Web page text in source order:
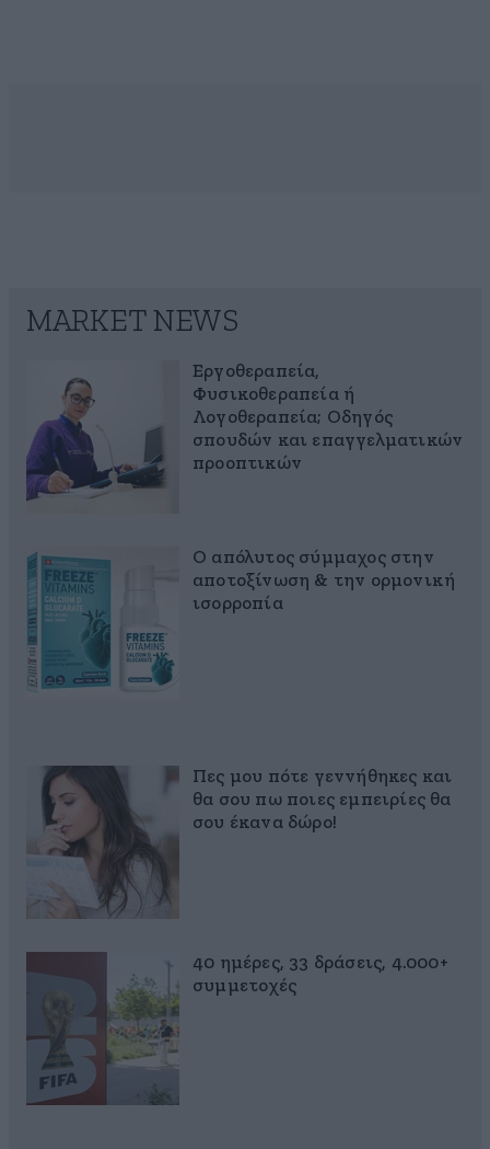
MARKET NEWS
Εργοθεραπεία,
Φυσικοθεραπεία ή
Λογοθεραπεία; Οδηγός
σπουδών και επαγγελματικών
προοπτικών
Ο απόλυτος σύμμαχος στην
αποτοξίνωση & την ορμονική
ισορροπία
Πες μου πότε γεννήθηκες και
θα σου πω ποιες εμπειρίες θα
σου έκανα δώρο!
40 ημέρες, 33 δράσεις, 4.000+
συμμετοχές